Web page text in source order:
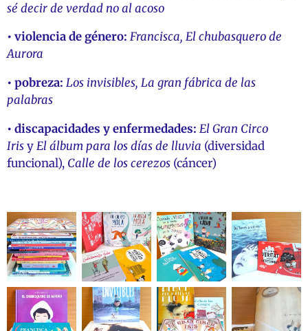
sé decir de verdad no al acoso
• violencia de género: Francisca, El chubasquero de
Aurora
• pobreza: Los invisibles, La gran fábrica de las
palabras
• discapacidades y enfermedades: El Gran Circo
IrisyEl álbum para los días de lluvia (diversidad
funcional), Calle de los cerezos (cáncer)